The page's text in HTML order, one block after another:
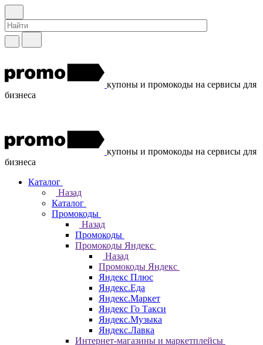
купоны и промокоды на сервисы для
бизнеса
купоны и промокоды на сервисы для
бизнеса
Каталог
Назад
Каталог
Промокоды
Назад
Промокоды
Промокоды Яндекс
Назад
Промокоды Яндекс
Яндекс Плюс
Яндекс.Еда
Яндекс.Маркет
Яндекс Го Такси
Яндекс.Музыка
Яндекс.Лавка
Интернет-магазины и маркетплейсы